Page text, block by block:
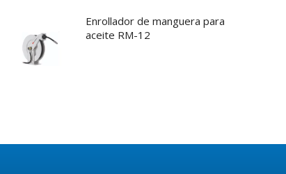
Enrollador de manguera para
aceite RM-12